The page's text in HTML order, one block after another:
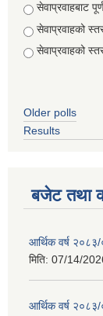
Choices
सेवाप्रवाहबाट
सेवाप्रवाहको
सेवाप्रवाहको
Older polls
Results
बजेट तथा
आर्थिक वर्ष
मिति: 07/14/
आर्थिक वर्ष